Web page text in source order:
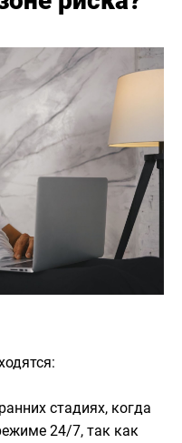
стадиях, когда
24/7, так как